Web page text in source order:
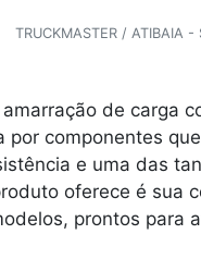
TRUCKMASTER / ATIBAIA -
de carga
por componentes
e uma das
oferece é sua
prontos para